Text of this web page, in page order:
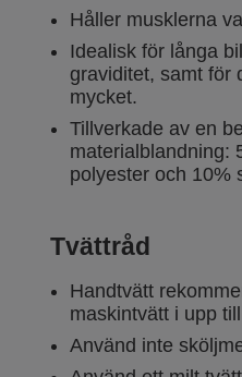
Håller musklerna
Idealisk för långa
graviditet, samt för
mycket.
Tillverkade av en
materialblandning:
polyester och 10%
Tvättråd
Handtvätt
maskintvätt i upp
Använd inte